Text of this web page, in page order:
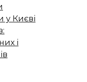
у Києві
і